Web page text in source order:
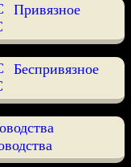
Привязное
Беспривязное